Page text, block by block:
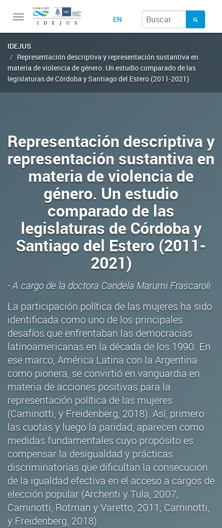
Toggle
EN
IDEJUS
Representación descriptiva y representación sustantiva en
materia de violencia de género. Un estudio comparado de las
legislaturas de Córdoba y Santiago del Estero (2011-2021)
Representación descriptiva y
representación sustantiva en
materia de violencia de
género. Un estudio
comparado de las
legislaturas de Córdoba y
Santiago del Estero (2011-
2021)
- A cargo de la doctora Candela Marumi Frascaroli
La participación política de las mujeres ha sido
identificada como uno de los principales
desafíos que enfrentaban las democracias
latinoamericanas en la década de los 1990. En
ese marco, América Latina con la Argentina
como pionera, se convirtió en vanguardia en
materia de acciones positivas para la
representación política de las mujeres
(Caminotti, y Freidenberg, 2018). Así, primero
las cuotas y luego la paridad, aparecen como
medidas fundamentales cuyo propósito es
compensar la desigualdad y prácticas
discriminatorias que dificultan la consecución
de la igualdad efectiva en el acceso a cargos de
elección popular (Archenti y Tula, 2007;
Caminotti, Rotman y Varetto, 2011; Caminotti,
y Freidenberg, 2018).